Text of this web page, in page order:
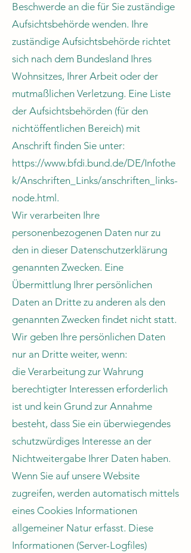
Beschwerde an die für Sie zuständige
Aufsichtsbehörde wenden. Ihre
zuständige Aufsichtsbehörde richtet
sich nach dem Bundesland Ihres
Wohnsitzes, Ihrer Arbeit oder der
mutmaßlichen Verletzung. Eine Liste
der Aufsichtsbehörden (für den
nichtöffentlichen Bereich) mit
Anschrift finden Sie unter:
https://www.bfdi.bund.de/DE/Infothe
k/Anschriften_Links/anschriften_links-
node.html.
Wir verarbeiten Ihre
personenbezogenen Daten nur zu
den in dieser Datenschutzerklärung
genannten Zwecken. Eine
Übermittlung Ihrer persönlichen
Daten an Dritte zu anderen als den
genannten Zwecken findet nicht statt.
Wir geben Ihre persönlichen Daten
nur an Dritte weiter, wenn:
die Verarbeitung zur Wahrung
berechtigter Interessen erforderlich
ist und kein Grund zur Annahme
besteht, dass Sie ein überwiegendes
schutzwürdiges Interesse an der
Nichtweitergabe Ihrer Daten haben.
Wenn Sie auf unsere Website
zugreifen, werden automatisch mittels
eines Cookies Informationen
allgemeiner Natur erfasst. Diese
Informationen (Server-Logfiles)